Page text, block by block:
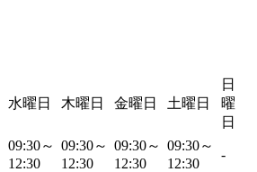
水曜日 木曜日 金曜日 土曜日
日
曜
日
09:30～
12:30
09:30～
12:30
09:30～
12:30
09:30～
12:30
-